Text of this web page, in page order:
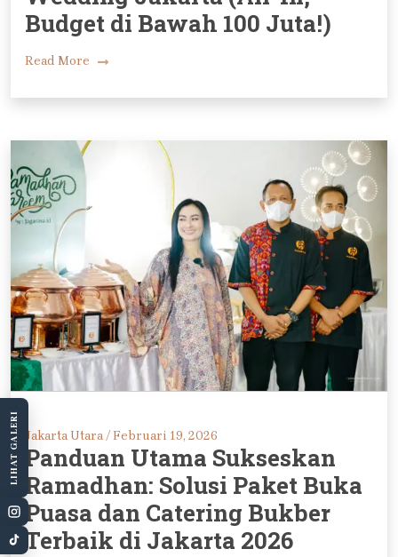
Budget di Bawah 100 Juta!)
Read More
Jakarta Utara /Februari 19, 2026
Panduan Utama Sukseskan
Ramadhan: Solusi Paket Buka
Puasa dan Catering Bukber
Terbaik di Jakarta 2026
LIHAT GALERI